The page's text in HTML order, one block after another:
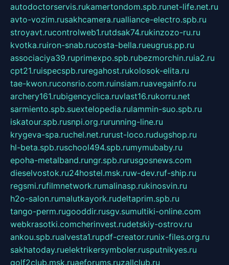
autodoctorservis.rukamertondom.spb.runet-life.net.ru
avto-vozim.rusakhcamera.rualliance-electro.spb.ru
stroyavt.rucontrolweb1.rutdsak74.rukinzozo-ru.ru
kvotka.ruiron-snab.rucosta-bella.rueugrus.pp.ru
associaciya39.ruprimexpo.spb.rubezmorchin.ruia2.ru
cpt21.ruispecspb.ruregahost.rukolosok-elita.ru
tae-kwon.ruconsrio.com.ruinsiam.ruavegainfo.ru
archery161.rubigencyclica.ruvlast16.rukorru.net
sarmiento.spb.suextelopedia.rulammin-suo.spb.ru
iskatour.spb.rusnpi.org.rurunning-line.ru
krygeva-spa.ruchel.net.rurust-loco.rudugshop.ru
hl-beta.spb.ruschool494.spb.rumymubaby.ru
epoha-metalband.rungr.spb.rurusgosnews.com
dieselvostok.ru24hostel.msk.ruw-dev.ruf-ship.ru
regsmi.rufilmnetwork.rumalinasp.rukinosvin.ru
h2o-salon.rumalutkayork.rudeltaprim.spb.ru
tango-perm.rugooddir.rusgv.sumultiki-online.com
webkrasotki.comcherinvest.rudetskiy-ostrov.ru
ankou.spb.rualvesta1.rupdf-creator.runix-files.org.ru
sakhatoday.ruelektrikersymboler.rusputnikyes.ru
golf2club.msk.ruaeforums.ruzallclub.ru